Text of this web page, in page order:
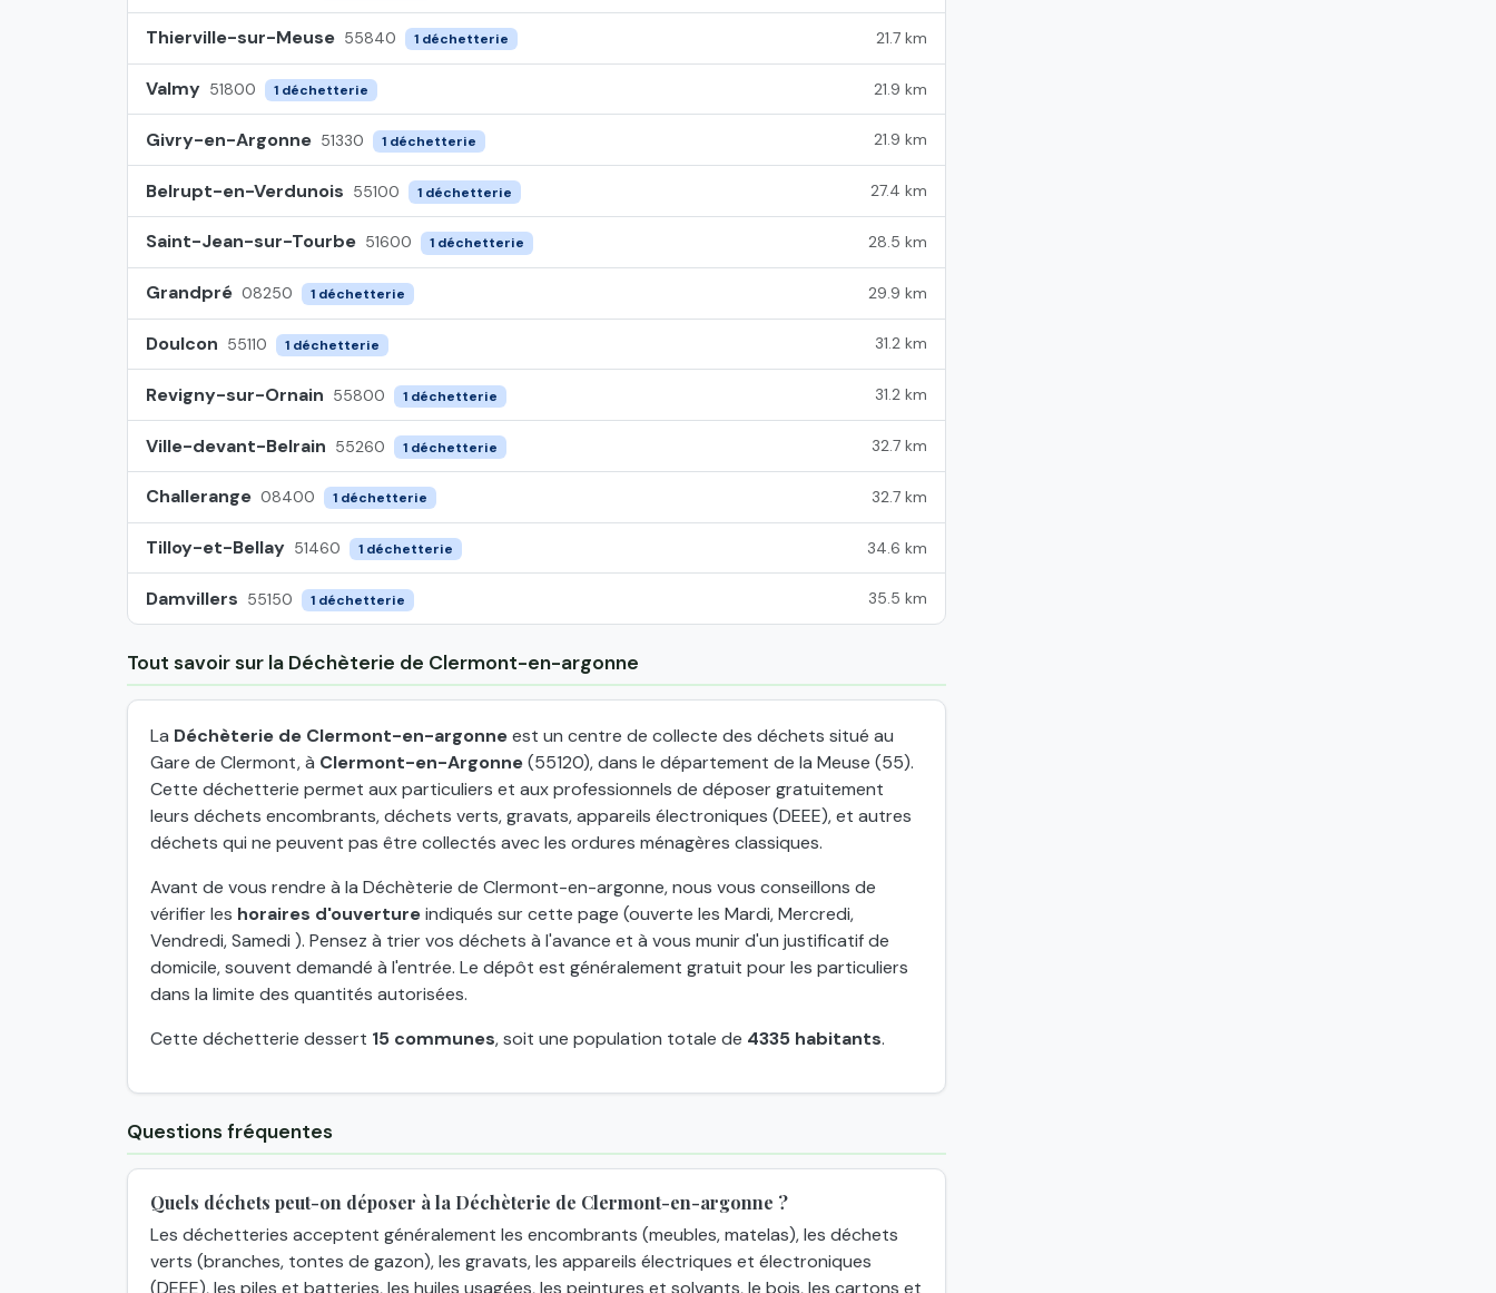
Thierville-sur-Meuse 55840 1 déchetterie 21.7 km
Valmy 51800 1 déchetterie 21.9 km
Givry-en-Argonne 51330 1 déchetterie 21.9 km
Belrupt-en-Verdunois 55100 1 déchetterie 27.4 km
Saint-Jean-sur-Tourbe 51600 1 déchetterie 28.5 km
Grandpré 08250 1 déchetterie 29.9 km
Doulcon 55110 1 déchetterie 31.2 km
Revigny-sur-Ornain 55800 1 déchetterie 31.2 km
Ville-devant-Belrain 55260 1 déchetterie 32.7 km
Challerange 08400 1 déchetterie 32.7 km
Tilloy-et-Bellay 51460 1 déchetterie 34.6 km
Damvillers 55150 1 déchetterie 35.5 km
Tout savoir sur la Déchèterie de Clermont-en-argonne
La Déchèterie de Clermont-en-argonneest un centre de collecte des déchets situé au
Gare de Clermont, à Clermont-en-Argonne(55120), dans le département de la Meuse (55).
Cette déchetterie permet aux particuliers et aux professionnels de déposer gratuitement
leurs déchets encombrants, déchets verts, gravats, appareils électroniques (DEEE), et autres
déchets qui ne peuvent pas être collectés avec les ordures ménagères classiques.
Avant de vous rendre à la Déchèterie de Clermont-en-argonne, nous vous conseillons de
vérifier les horaires d'ouvertureindiqués sur cette page (ouverte les Mardi, Mercredi,
Vendredi, Samedi ). Pensez à trier vos déchets à l'avance et à vous munir d'un justificatif de
domicile, souvent demandé à l'entrée. Le dépôt est généralement gratuit pour les particuliers
dans la limite des quantités autorisées.
Cette déchetterie dessert 15 communes, soit une population totale de 4335 habitants.
Questions fréquentes
Quels déchets peut-on déposer à la Déchèterie de Clermont-en-argonne ?
Les déchetteries acceptent généralement les encombrants (meubles, matelas), les déchets
verts (branches, tontes de gazon), les gravats, les appareils électriques et électroniques
(DEEE), les piles et batteries, les huiles usagées, les peintures et solvants, le bois, les cartons et